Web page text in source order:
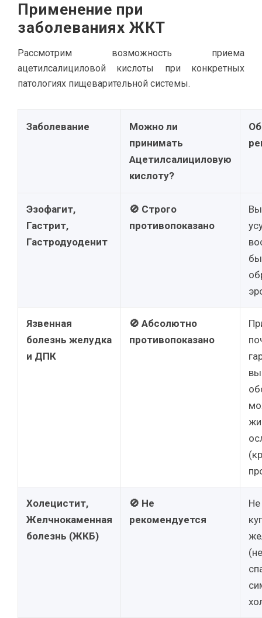
Применение при
заболеваниях ЖКТ
Рассмотрим возможность приема
ацетилсалициловой кислоты при конкретных
патологиях пищеварительной системы.
Заболевание
Можно ли
принимать
Ацетилсалициловую
кислоту?
Эзофагит,
Гастрит,
Гастродуоденит
🚫 Строго
противопоказано
Язвенная
болезнь желудка
и ДПК
🚫 Абсолютно
противопоказано
Холецистит,
Желчнокаменная
болезнь (ЖКБ)
🚫 Не
рекомендуется